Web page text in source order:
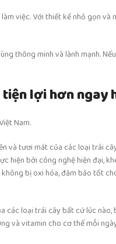
việc. Với thiết kế nhỏ gọn và
thông minh và lành mạnh.
lợi hơn ngay
Nam.
và tươi mát của các loại trái
hiện bởi công nghệ hiện đại,
bị oxi hóa, đảm bảo tốt
loại trái cây bất cứ lúc nào,
và vitamin cho cơ thể mỗi